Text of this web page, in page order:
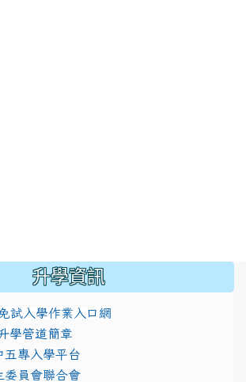
升學資訊
試入學作業入口網
modules/
學管道簡章
五專入學平台
委員會聯合會